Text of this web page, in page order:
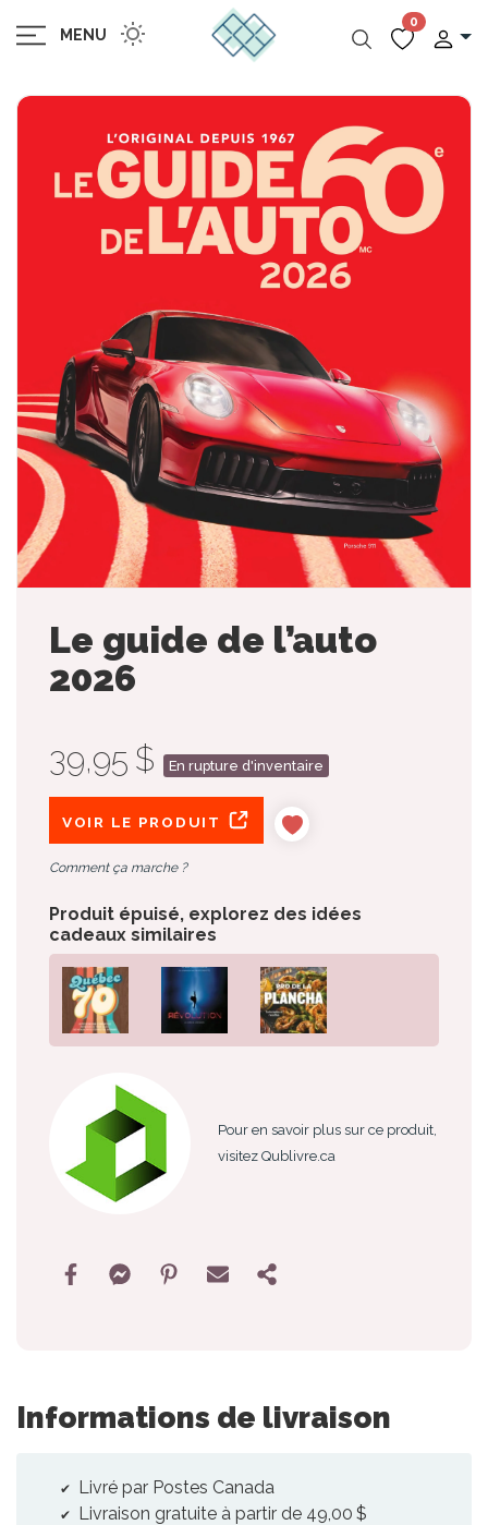
MENU
0
Le guide de l’auto
2026
39,95 $ En rupture d'inventaire
VOIR LE PRODUIT
Comment ça marche ?
Produit épuisé, explorez des idées
cadeaux similaires
Pour en savoir plus sur ce produit,
visitez Qublivre.ca
Informations de livraison
Livré par Postes Canada
Livraison gratuite à partir de 49,00 $